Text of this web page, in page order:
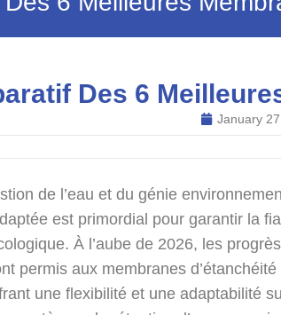
Des 6
January
de l’eau et du génie
est primordial pour garantir la
À l’aube de 2026, les
permis aux membranes
une flexibilité et une adaptabilité